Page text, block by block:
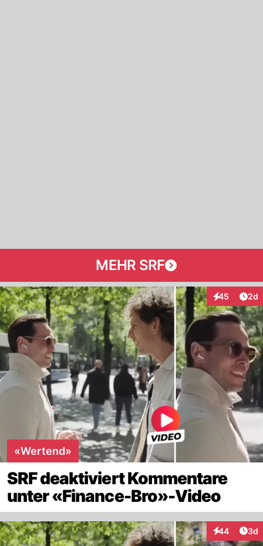
MEHR SRF
45
Interaktionen
2d
«Wertend»
SRF deaktiviert Kommentare
unter «Finance-Bro»-Video
44
Interaktionen
3d